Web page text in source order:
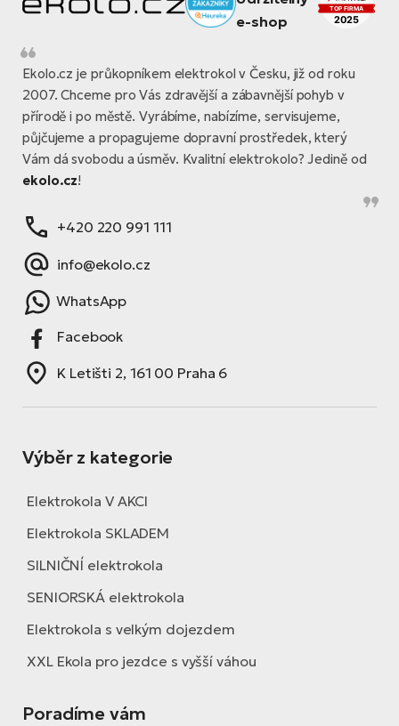
Ekolo.cz je průkopníkem elektrokol v Česku, již od roku
2007. Chceme pro Vás zdravější a zábavnější pohyb v
přírodě i po městě. Vyrábíme, nabízíme, servisujeme,
půjčujeme a propagujeme dopravní prostředek, který
Vám dá svobodu a úsměv. Kvalitní elektrokolo? Jedině od
ekolo.cz!
+420 220 991 111
info@ekolo.cz
WhatsApp
Facebook
K Letišti 2, 161 00 Praha 6
Výběr z kategorie
Elektrokola V AKCI
Elektrokola SKLADEM
SILNIČNÍ elektrokola
SENIORSKÁ elektrokola
Elektrokola s velkým dojezdem
XXL Ekola pro jezdce s vyšší váhou
Poradíme vám